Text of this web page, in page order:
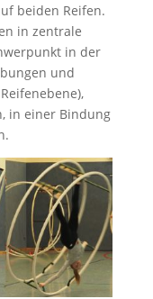
beiden Reifen.
in zentrale
in der
und
in einer Bindung